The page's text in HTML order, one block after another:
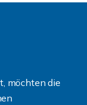
möchten die